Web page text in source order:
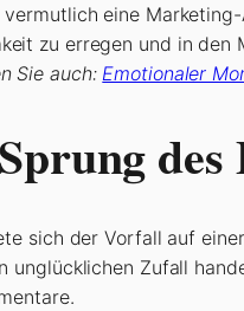
eine
zu erregen und in
Sie auch: Emotionaler
des
sich der Vorfall auf
unglücklichen Zufall